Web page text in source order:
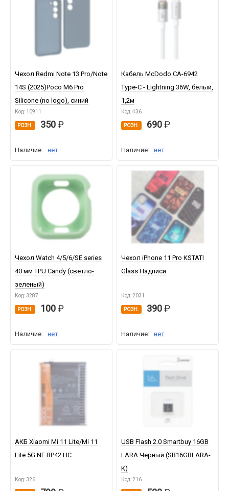
Чехол Redmi Note 13 Pro/Note
14S (2025)Poco M6 Pro
Silicone (no logo), синий
Код: 10911
РОЗН. 350
Наличие: нет
Кабель McDodo CA-6942
Type-C - Lightning 36W, белый,
1,2м
Код: 436
РОЗН. 690
Наличие: нет
Чехол Watch 4/5/6/SE series
40 мм TPU Candy (светло-
зеленый)
Код: 3287
РОЗН. 100
Наличие: нет
Чехол iPhone 11 Pro KSTATI
Glass Надписи
Код: 2031
РОЗН. 390
Наличие: нет
АКБ Xiaomi Mi 11 Lite/Mi 11
Lite 5G NE BP42 HC
Код: 326
USB Flash 2.0 Smartbuy 16GB
LARA Черный (SB16GBLARA-
K)
Код: 216